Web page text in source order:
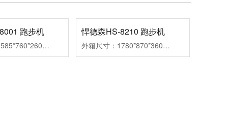
跑步机
外箱尺寸：1585*760*260mm组装尺寸：1495*760*1120mm跑带尺寸：1200*450mm净重/毛重：46/53kg马达功率：2.0HP速度范围：0.8-12km扬升范围：手动三段调节
悍德森HS-8210 跑步机
外箱尺寸：1780*870*360mm组装尺寸：1650*800*1380mm跑带尺寸：1300*460mm净重/毛重：72/82kg马达功率：3.5HP速度范围：0.8-18km扬升范围：1-15段